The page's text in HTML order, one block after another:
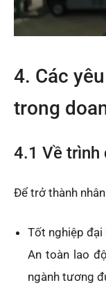
4. Các
trong
4.1 Về trình
Để trở thành
Tốt nghiệp đại
An toàn lao
ngành tương